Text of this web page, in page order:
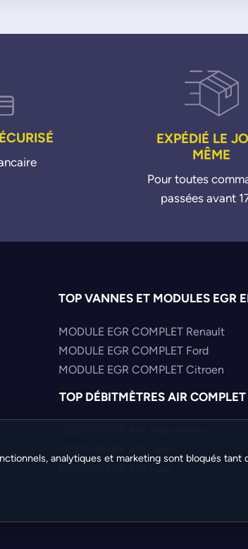
EXPÉDIÉ LE
MÊME
Pour toutes
passées avant
TOP VANNES ET MODULES EGR
MODULE EGR COMPLET Renault
MODULE EGR COMPLET Ford
MODULE EGR COMPLET Citroen
TOP DÉBITMÈTRES AIR COMPLET
DEBITMETRE AIR Ford
analytiques et marketing sont bloqués tant